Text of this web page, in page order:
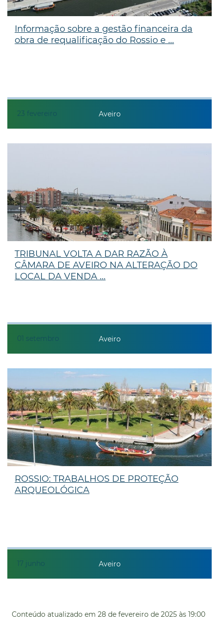
23 fevereiro
Informação sobre a gestão financeira da
obra de requalificação do Rossio e ...
Aveiro
01 setembro
TRIBUNAL VOLTA A DAR RAZÃO À
CÂMARA DE AVEIRO NA ALTERAÇÃO DO
LOCAL DA VENDA ...
Aveiro
17 junho
ROSSIO: TRABALHOS DE PROTEÇÃO
ARQUEOLÓGICA
Aveiro
Conteúdo atualizado em 28 de fevereiro de 2025 às 19:00